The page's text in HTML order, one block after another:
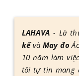
LAHAVA - Là
kếvà May đo
10 năm làm
tôi tự tin mang